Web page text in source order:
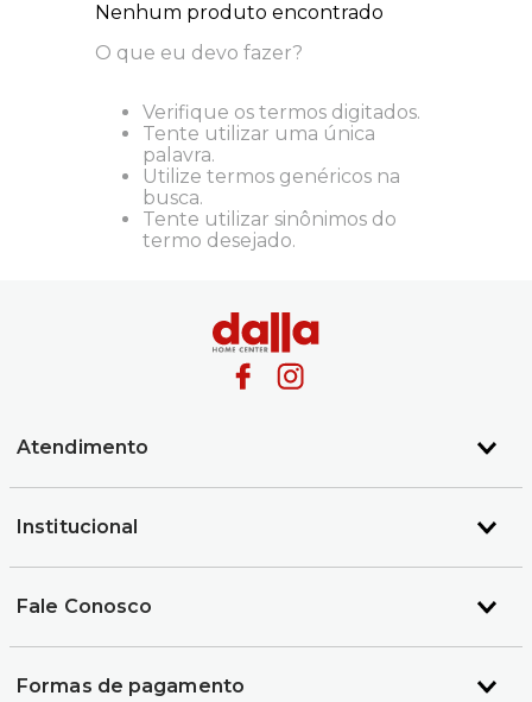
Nenhum produto encontrado
O que eu devo fazer?
Verifique os termos digitados.
Tente utilizar uma única
palavra.
Utilize termos genéricos na
busca.
Tente utilizar sinônimos do
termo desejado.
Atendimento
Institucional
Fale Conosco
Formas de pagamento